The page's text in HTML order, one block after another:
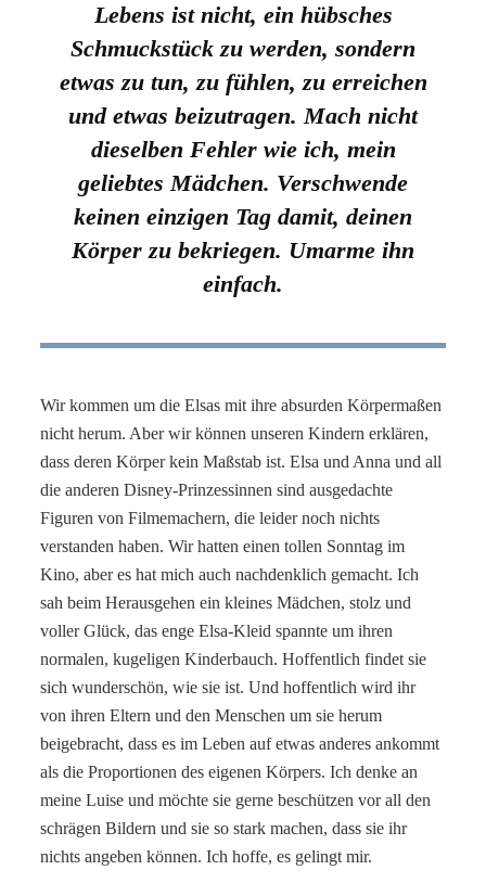
Lebens ist nicht, ein hübsches
Schmuckstück zu werden, sondern
etwas zu tun, zu fühlen, zu erreichen
und etwas beizutragen. Mach nicht
dieselben Fehler wie ich, mein
geliebtes Mädchen. Verschwende
keinen einzigen Tag damit, deinen
Körper zu bekriegen. Umarme ihn
einfach.
Wir kommen um die Elsas mit ihre absurden Körpermaßen
nicht herum. Aber wir können unseren Kindern erklären,
dass deren Körper kein Maßstab ist. Elsa und Anna und all
die anderen Disney-Prinzessinnen sind ausgedachte
Figuren von Filmemachern, die leider noch nichts
verstanden haben. Wir hatten einen tollen Sonntag im
Kino, aber es hat mich auch nachdenklich gemacht. Ich
sah beim Herausgehen ein kleines Mädchen, stolz und
voller Glück, das enge Elsa-Kleid spannte um ihren
normalen, kugeligen Kinderbauch. Hoffentlich findet sie
sich wunderschön, wie sie ist. Und hoffentlich wird ihr
von ihren Eltern und den Menschen um sie herum
beigebracht, dass es im Leben auf etwas anderes ankommt
als die Proportionen des eigenen Körpers. Ich denke an
meine Luise und möchte sie gerne beschützen vor all den
schrägen Bildern und sie so stark machen, dass sie ihr
nichts angeben können. Ich hoffe, es gelingt mir.